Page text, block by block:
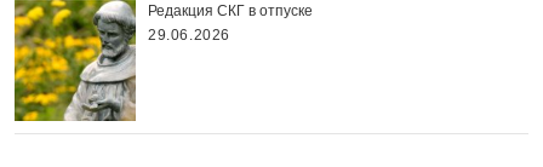
Редакция СКГ в отпуске
29.06.2026